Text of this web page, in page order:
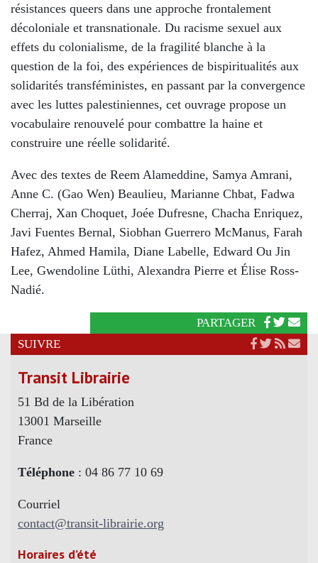
résistances queers dans une approche frontalement
décoloniale et transnationale. Du racisme sexuel aux
effets du colonialisme, de la fragilité blanche à la
question de la foi, des expériences de bispiritualités aux
solidarités transféministes, en passant par la convergence
avec les luttes palestiniennes, cet ouvrage propose un
vocabulaire renouvelé pour combattre la haine et
construire une réelle solidarité.
Avec des textes de Reem Alameddine, Samya Amrani,
Anne C. (Gao Wen) Beaulieu, Marianne Chbat, Fadwa
Cherraj, Xan Choquet, Joée Dufresne, Chacha Enriquez,
Javi Fuentes Bernal, Siobhan Guerrero McManus, Farah
Hafez, Ahmed Hamila, Diane Labelle, Edward Ou Jin
Lee, Gwendoline Lüthi, Alexandra Pierre et Élise Ross-
Nadié.
PARTAGER
SUIVRE
Transit Librairie
51 Bd de la Libération
13001 Marseille
France
Téléphone : 04 86 77 10 69
Courriel
contact@transit-librairie.org
Horaires d’été